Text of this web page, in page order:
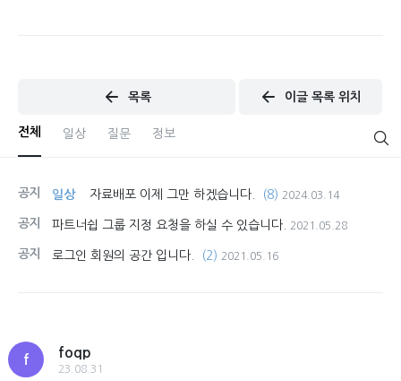
목록 이글 목록 위치
전체 일상 질문 정보
공지 일상 자료배포 이제 그만 하겠습니다. (8) 2024.03.14
공지 파트너쉽 그룹 지정 요청을 하실 수 있습니다. 2021.05.28
공지 로그인 회원의 공간 입니다. (2) 2021.05.16
f
foqp
23.08.31